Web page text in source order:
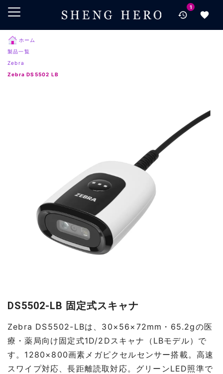
メインコンテンツにスキップ
検索にスキップ
フッターにスキップ
1
ホーム
製品一覧
Zebra
Zebra DS5502 LB
DS5502-LB 固定式スキャナ
Zebra DS5502-LBは、30×56×72mm・65.2gの医
療・薬局向け固定式1D/2Dスキャナ（LBモデル）で
す。1280×800画素メガピクセルセンサー搭載。高速
スワイプ対応、長距離読取対応。グリーンLED照準で